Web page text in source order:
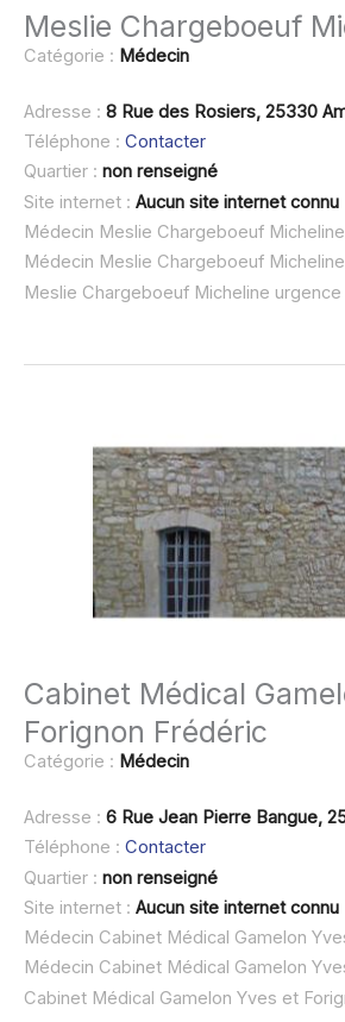
Meslie Chargeboeuf
Catégorie : Médecin
Adresse : 8 Rue des Rosiers, 25330
Téléphone : Contacter
Quartier : non renseigné
Site internet : Aucun site internet connu
Médecin Meslie Chargeboeuf
Cabinet Médical
Forignon Frédéric
Catégorie : Médecin
Adresse : 6 Rue Jean Pierre Bangue,
Téléphone : Contacter
Quartier : non renseigné
Site internet : Aucun site internet connu